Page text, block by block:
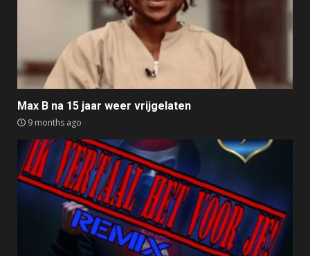
Max B na 15 jaar weer vrijgelaten
9 months ago